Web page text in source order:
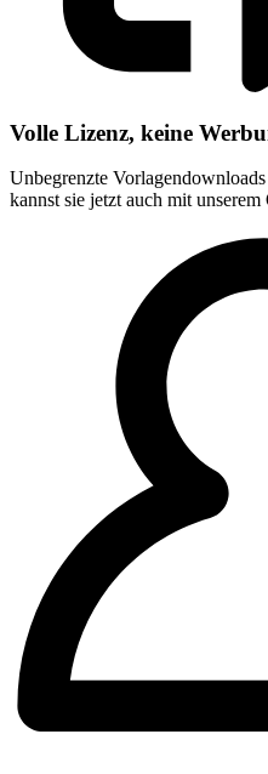
Volle Lizenz, keine
Unbegrenzte
kannst sie jetzt auch mit